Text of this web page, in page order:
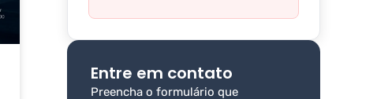
Entre em contato
Preencha o formulário que